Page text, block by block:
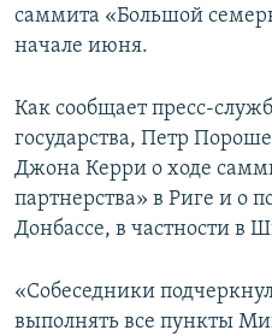
саммита «Большой
начале июня.
Как сообщает пресс-
государства, Петр
Джона Керри о ходе
партнерства» в Риге и о
Донбассе, в частности в
«Собеседники
выполнять все пункты